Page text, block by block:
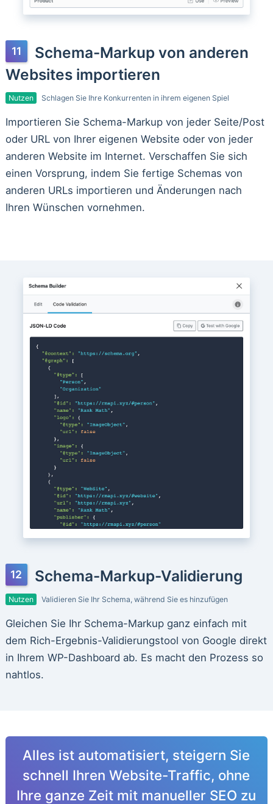
Schema-Markup von anderen
Websites importieren
Nutzen Schlagen Sie Ihre Konkurrenten in ihrem eigenen Spiel
Importieren Sie Schema-Markup von jeder Seite/Post
oder URL von Ihrer eigenen Website oder von jeder
anderen Website im Internet. Verschaffen Sie sich
einen Vorsprung, indem Sie fertige Schemas von
anderen URLs importieren und Änderungen nach
Ihren Wünschen vornehmen.
Schema-Markup-Validierung
Nutzen Validieren Sie Ihr Schema, während Sie es hinzufügen
Gleichen Sie Ihr Schema-Markup ganz einfach mit
dem Rich-Ergebnis-Validierungstool von Google direkt
in Ihrem WP-Dashboard ab. Es macht den Prozess so
nahtlos.
Alles ist automatisiert, steigern Sie
schnell Ihren Website-Traffic, ohne
Ihre ganze Zeit mit manueller SEO zu